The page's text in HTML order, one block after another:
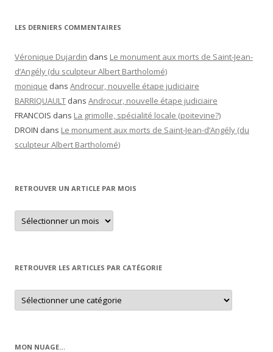
LES DERNIERS COMMENTAIRES
Véronique Dujardin dans Le monument aux morts de Saint-Jean-
d’Angély (du sculpteur Albert Bartholomé)
monique dans Androcur, nouvelle étape judiciaire
BARRIQUAULT dans Androcur, nouvelle étape judiciaire
FRANCOIS dans La grimolle, spécialité locale (poitevine?)
DROIN dans Le monument aux morts de Saint-Jean-d’Angély (du
sculpteur Albert Bartholomé)
RETROUVER UN ARTICLE PAR MOIS
Retrouver
un
article
RETROUVER LES ARTICLES PAR CATÉGORIE
Retrouver
les
articles
MON NUAGE…